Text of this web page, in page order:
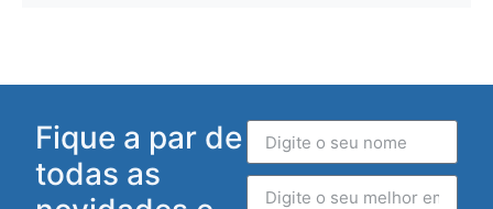
Fique a par de
todas as